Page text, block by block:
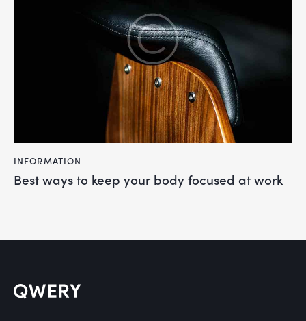
INFORMATION
Best ways to keep your body focused at work